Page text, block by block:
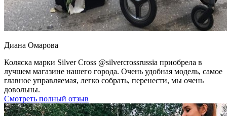
Диана Омарова
Коляска марки Silver Cross @silvercrossrussia приобрела в
лучшем магазине нашего города. Очень удобная модель, самое
главное управляемая, легко собрать, перенести, мы очень
довольны.
Смотреть полный отзыв